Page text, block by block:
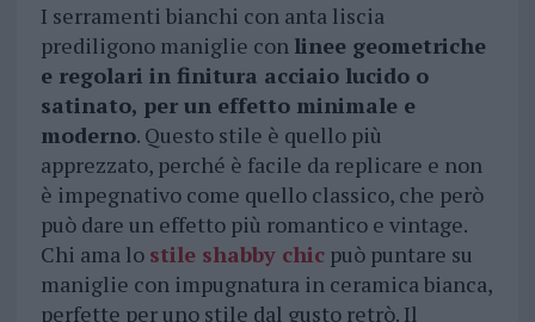
I serramenti bianchi con anta liscia
prediligono maniglie con linee geometriche
e regolari in finitura acciaio lucido o
satinato, per un effetto minimale e
moderno. Questo stile è quello più
apprezzato, perché è facile da replicare e non
è impegnativo come quello classico, che però
può dare un effetto più romantico e vintage.
Chi ama lo stile shabby chicpuò puntare su
maniglie con impugnatura in ceramica bianca,
perfette per uno stile dal gusto retrò. Il